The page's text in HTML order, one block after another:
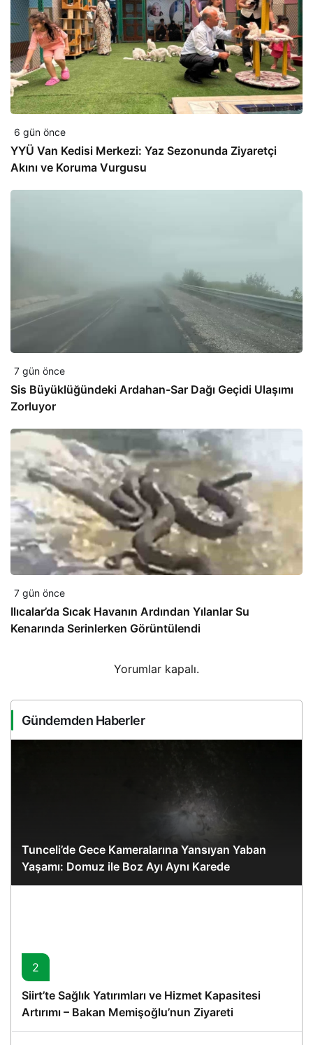
6 gün önce
YYÜ Van Kedisi Merkezi: Yaz Sezonunda Ziyaretçi
Akını ve Koruma Vurgusu
7 gün önce
Sis Büyüklüğündeki Ardahan-Sar Dağı Geçidi Ulaşımı
Zorluyor
7 gün önce
Ilıcalar’da Sıcak Havanın Ardından Yılanlar Su
Kenarında Serinlerken Görüntülendi
Yorumlar kapalı.
Gündemden Haberler
Tunceli’de Gece Kameralarına Yansıyan Yaban
Yaşamı: Domuz ile Boz Ayı Aynı Karede
2
Siirt’te Sağlık Yatırımları ve Hizmet Kapasitesi
Artırımı – Bakan Memişoğlu’nun Ziyareti